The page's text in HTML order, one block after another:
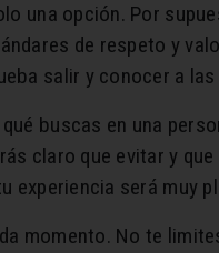
una opción. Por
de respeto y
salir y conocer a las
buscas en una
claro que evitar y que
experiencia será muy
momento. No te